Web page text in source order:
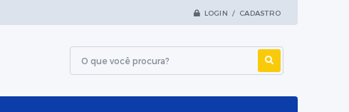
LOGIN / CADASTRO